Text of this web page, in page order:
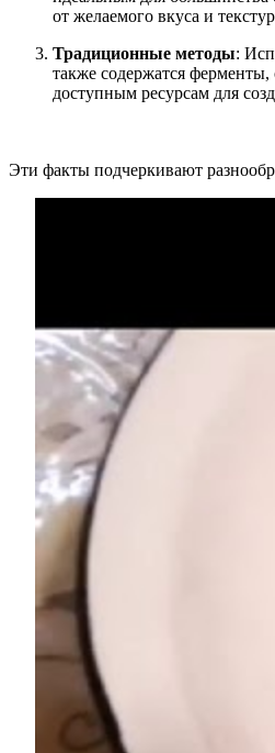
от желаемого вкуса и
Традиционные методы:
также содержатся
доступным ресурсам для
Эти факты подчеркивают